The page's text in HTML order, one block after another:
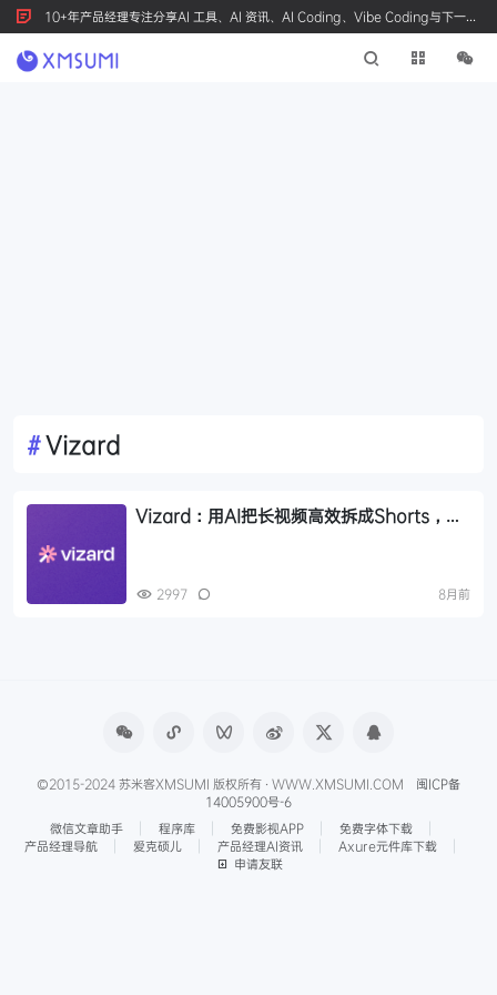
10+年产品经理专注分享AI 工具、AI 资讯、AI Coding、Vibe Coding与下一代
产品创新，按 Ctrl+D 收藏我们
#Vizard
Vizard：用AI把长视频高效拆成Shorts，短
2997 8月前
©2015-2024 苏米客XMSUMI 版权所有 · WWW.XMSUMI.COM 闽ICP备
14005900号-6
微信文章助手
程序库 免费影视APP
免费字体下载
产品经理导航
爱克硕儿 产品经理AI资讯
Axure元件库下载
申请友联